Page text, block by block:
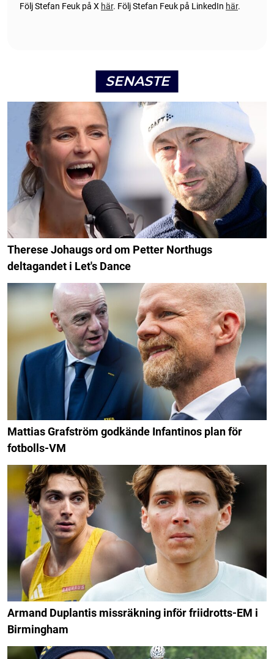
Följ Stefan Feuk på X här. Följ Stefan Feuk på LinkedIn här.
SENASTE
Therese Johaugs ord om Petter Northugs
deltagandet i Let's Dance
Mattias Grafström godkände Infantinos plan för
fotbolls-VM
Armand Duplantis missräkning inför friidrotts-EM i
Birmingham